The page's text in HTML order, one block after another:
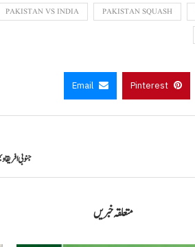
PAKISTAN SQUASH
PAKISTAN VS INDIA
Pinterest
Email
جنوبی افریقا ویمنز انڈر 19 ٹیم پہلی بار پاکستان کا
متعلقہ خبریں